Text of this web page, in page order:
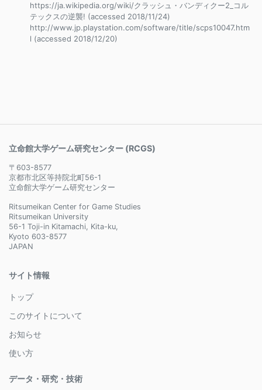
https://ja.wikipedia.org/wiki/クラッシュ・バンディクー2_コル
テックスの逆襲! (accessed 2018/11/24)
http://www.jp.playstation.com/software/title/scps10047.htm
l (accessed 2018/12/20)
立命館大学ゲーム研究センター (RCGS)
〒603-8577
京都市北区等持院北町56-1
立命館大学ゲーム研究センター
Ritsumeikan Center for Game Studies
Ritsumeikan University
56-1 Toji-in Kitamachi, Kita-ku,
Kyoto 603-8577
JAPAN
サイト情報
トップ
このサイトについて
お知らせ
使い方
データ・研究・技術